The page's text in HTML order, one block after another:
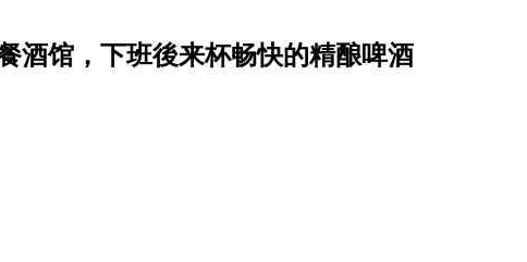
酒馆，下班後来杯畅快的精酿啤酒